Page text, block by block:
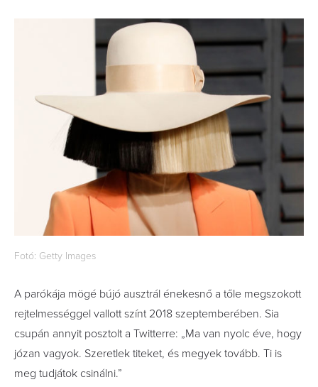
Fotó: Getty Images
A parókája mögé bújó ausztrál énekesnő a tőle megszokott
rejtelmességgel vallott színt 2018 szeptemberében. Sia
csupán annyit posztolt a Twitterre: „Ma van nyolc éve, hogy
józan vagyok. Szeretlek titeket, és megyek tovább. Ti is
meg tudjátok csinálni.”